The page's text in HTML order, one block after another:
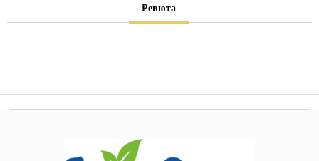
Ревюта